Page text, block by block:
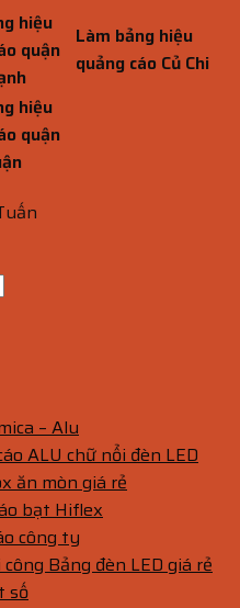
hiệu
quận
Làm bảng hiệu
quảng cáo Củ Chi
hiệu
quận
– Alu
ALU chữ nổi đèn LED
ăn mòn giá rẻ
bạt Hiflex
công ty
Bảng đèn LED giá rẻ
số